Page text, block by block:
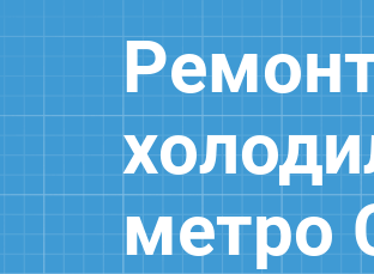
метро